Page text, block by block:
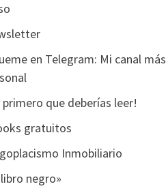
en Telegram: Mi canal más
primero que deberías leer!
gratuitos
Inmobiliario
negro»